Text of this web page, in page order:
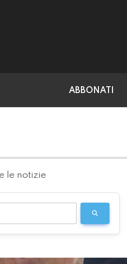
ABBONATI
le notizie